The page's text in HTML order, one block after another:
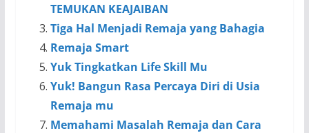
TEMUKAN KEAJAIBAN
Tiga Hal Menjadi Remaja yang Bahagia
Remaja Smart
Yuk Tingkatkan Life Skill Mu
Yuk! Bangun Rasa Percaya Diri di Usia
Remaja mu
Memahami Masalah Remaja dan Cara